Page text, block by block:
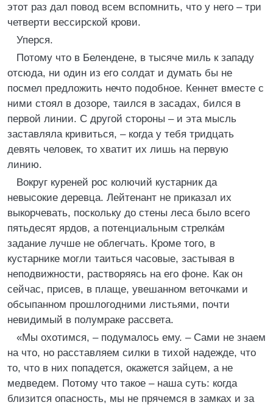
этот раз дал повод всем вспомнить, что у него – три
четверти вессирской крови.
Уперся.
Потому что в Белендене, в тысяче миль к западу
отсюда, ни один из его солдат и думать бы не
посмел предложить нечто подобное. Кеннет вместе с
ними стоял в дозоре, таился в засадах, бился в
первой линии. С другой стороны – и эта мысль
заставляла кривиться, – когда у тебя тридцать
девять человек, то хватит их лишь на первую
линию.
Вокруг куреней рос колючий кустарник да
невысокие деревца. Лейтенант не приказал их
выкорчевать, поскольку до стены леса было всего
пятьдесят ярдов, а потенциальным стрелка́м
задание лучше не облегчать. Кроме того, в
кустарнике могли таиться часовые, застывая в
неподвижности, растворяясь на его фоне. Как он
сейчас, присев, в плаще, увешанном веточками и
обсыпанном прошлогодними листьями, почти
невидимый в полумраке рассвета.
«Мы охотимся, – подумалось ему. – Сами не знаем
на что, но расставляем силки в тихой надежде, что
то, что в них попадется, окажется зайцем, а не
медведем. Потому что такое – наша суть: когда
близится опасность, мы не прячемся в замках и за